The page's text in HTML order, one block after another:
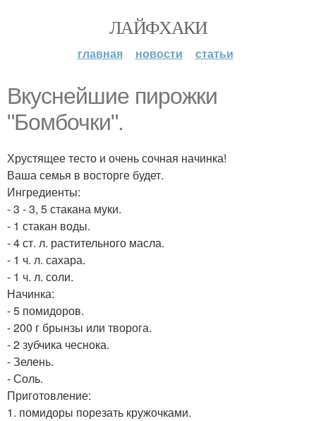
ЛАЙФХАКИ
главная новости статьи
Вкуснейшие пирожки
"Бомбочки".
Хрустящее тесто и очень сочная начинка!
Ваша семья в восторге будет.
Ингредиенты:
- 3 - 3, 5 стакана муки.
- 1 стакан воды.
- 4 ст. л. растительного масла.
- 1 ч. л. сахара.
- 1 ч. л. соли.
Начинка:
- 5 помидоров.
- 200 г брынзы или творога.
- 2 зубчика чеснока.
- Зелень.
- Соль.
Приготовление:
1. помидоры порезать кружочками.